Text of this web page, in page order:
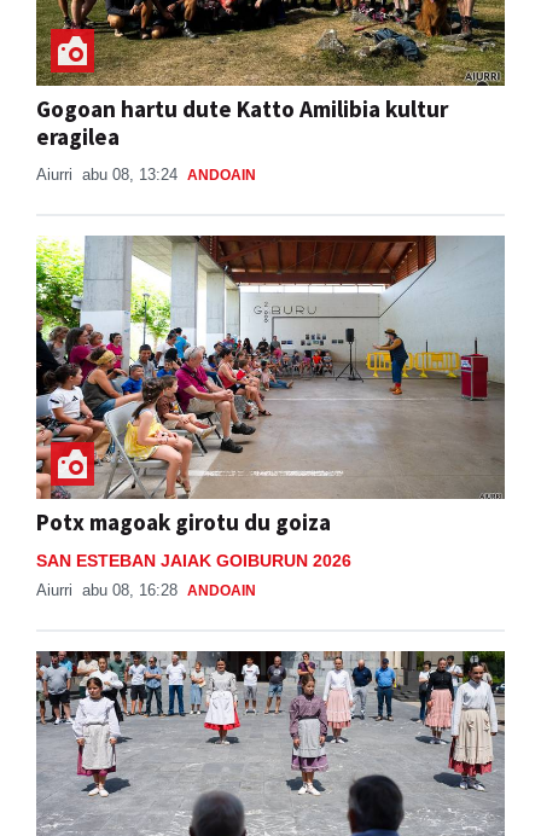
Gogoan hartu dute Katto Amilibia kultur
eragilea
Aiurri abu 08, 13:24 ANDOAIN
Potx magoak girotu du goiza
SAN ESTEBAN JAIAK GOIBURUN 2026
Aiurri abu 08, 16:28 ANDOAIN